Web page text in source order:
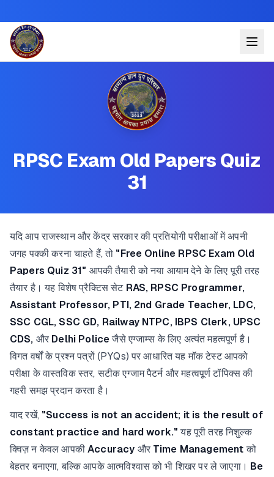
RPSC Exam Old Papers Quiz
31
यदि आप राजस्थान और केंद्र सरकार की प्रतियोगी परीक्षाओं में अपनी
जगह पक्की करना चाहते हैं, तो "Free Online RPSC Exam Old
Papers Quiz 31" आपकी तैयारी को नया आयाम देने के लिए पूरी तरह
तैयार है। यह विशेष प्रैक्टिस सेट RAS, RPSC Programmer,
Assistant Professor, PTI, 2nd Grade Teacher, LDC,
SSC CGL, SSC GD, Railway NTPC, IBPS Clerk, UPSC
CDS, और Delhi Police जैसे एग्जाम्स के लिए अत्यंत महत्वपूर्ण है।
विगत वर्षों के प्रश्न पत्रों (PYQs) पर आधारित यह मॉक टेस्ट आपको
परीक्षा के वास्तविक स्तर, सटीक एग्जाम पैटर्न और महत्वपूर्ण टॉपिक्स की
गहरी समझ प्रदान करता है।
याद रखें, "Success is not an accident; it is the result of
constant practice and hard work." यह पूरी तरह निशुल्क
क्विज़ न केवल आपकीAccuracy और Time Management को
बेहतर बनाएगा, बल्कि आपके आत्मविश्वास को भी शिखर पर ले जाएगा। Be